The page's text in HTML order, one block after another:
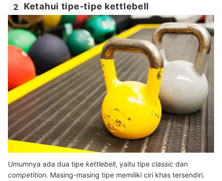
2 Ketahui tipe-tipe kettlebell
Umumnya ada dua tipe kettlebell, yaitu tipe classic dan
competition. Masing-masing tipe memiliki ciri khas tersendiri.